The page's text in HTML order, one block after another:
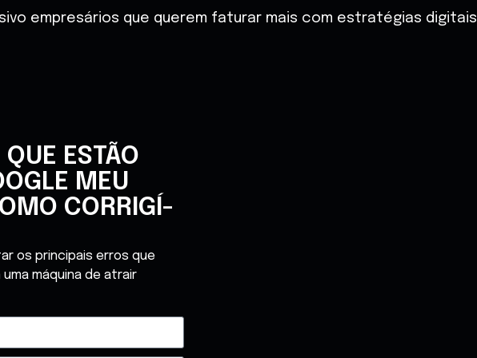
empresários que querem faturar mais com estratégias digitais
ESTÃO
MEU
CORRIGÍ-
os principais erros que
máquina de atrair